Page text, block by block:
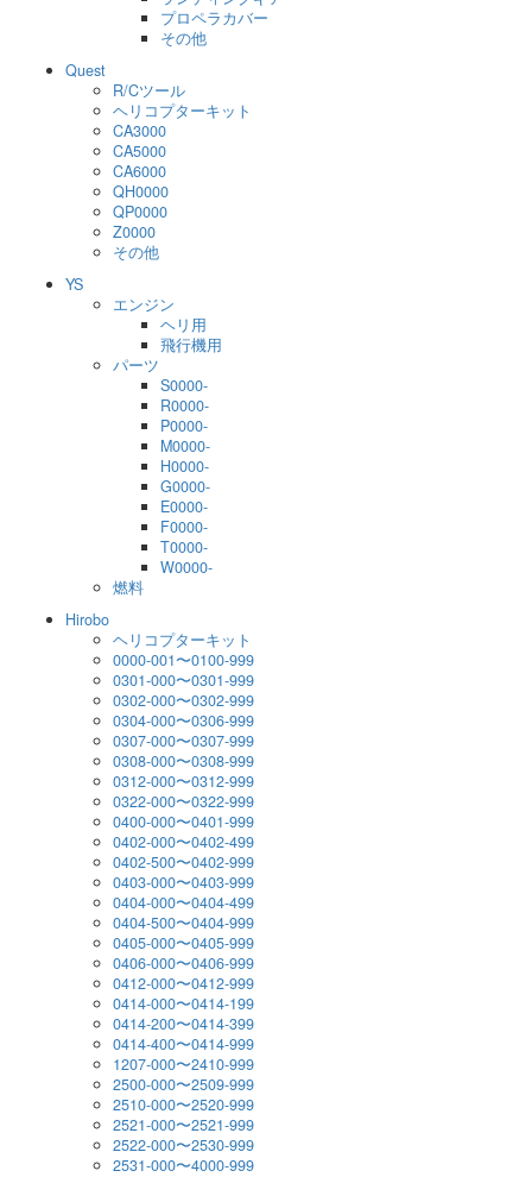
プロペラカバー
その他
Quest
R/Cツール
ヘリコプターキット
CA3000
CA5000
CA6000
QH0000
QP0000
Z0000
その他
YS
エンジン
ヘリ用
飛行機用
パーツ
S0000-
R0000-
P0000-
M0000-
H0000-
G0000-
E0000-
F0000-
T0000-
W0000-
燃料
Hirobo
ヘリコプターキット
0000-001〜0100-999
0301-000〜0301-999
0302-000〜0302-999
0304-000〜0306-999
0307-000〜0307-999
0308-000〜0308-999
0312-000〜0312-999
0322-000〜0322-999
0400-000〜0401-999
0402-000〜0402-499
0402-500〜0402-999
0403-000〜0403-999
0404-000〜0404-499
0404-500〜0404-999
0405-000〜0405-999
0406-000〜0406-999
0412-000〜0412-999
0414-000〜0414-199
0414-200〜0414-399
0414-400〜0414-999
1207-000〜2410-999
2500-000〜2509-999
2510-000〜2520-999
2521-000〜2521-999
2522-000〜2530-999
2531-000〜4000-999